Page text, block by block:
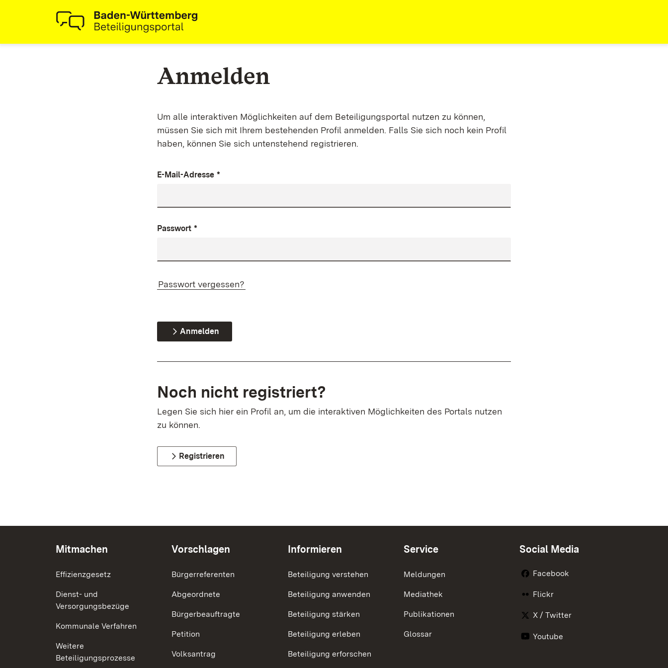
Anmelden
Um alle interaktiven Möglichkeiten auf dem Beteiligungsportal nutzen zu können,
müssen Sie sich mit Ihrem bestehenden Profil anmelden. Falls Sie sich noch kein Profil
haben, können Sie sich untenstehend registrieren.
E-Mail-Adresse *
Passwort *
Passwort vergessen?
Anmelden
Noch nicht registriert?
Legen Sie sich hier ein Profil an, um die interaktiven Möglichkeiten des Portals nutzen
zu können.
Registrieren
Mitmachen
Effizienzgesetz
Dienst- und
Versorgungsbezüge
Kommunale Verfahren
Weitere
Beteiligungsprozesse
Vorschlagen
Bürgerreferenten
Abgeordnete
Bürgerbeauftragte
Petition
Volksantrag
Informieren
Beteiligung verstehen
Beteiligung anwenden
Beteiligung stärken
Beteiligung erleben
Beteiligung erforschen
Service
Meldungen
Mediathek
Publikationen
Glossar
Social Media
Facebook
Flickr
X / Twitter
Youtube